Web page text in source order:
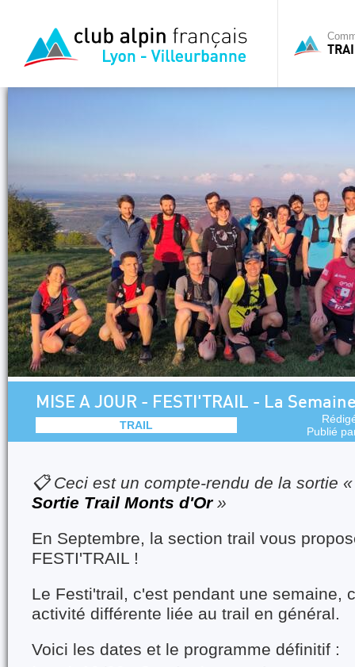
MISE A JOUR - FESTI'TRAIL - La
TRAIL
Publié
📋 Ceci est un compte-rendu de la sortie
Sortie Trail Monts d'Or »
En Septembre, la section trail vous
FESTI'TRAIL !
Le Festi'trail, c'est pendant une semaine,
activité différente liée au trail en général.
Voici les dates et le programme définitif :